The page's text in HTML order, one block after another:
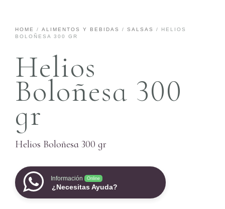
HOME / ALIMENTOS Y BEBIDAS / SALSAS
/ HELIOS
BOLOÑESA 300 GR
Helios
Boloñesa 300
gr
Helios Boloñesa 300 gr
Información Online
¿Necesitas Ayuda?